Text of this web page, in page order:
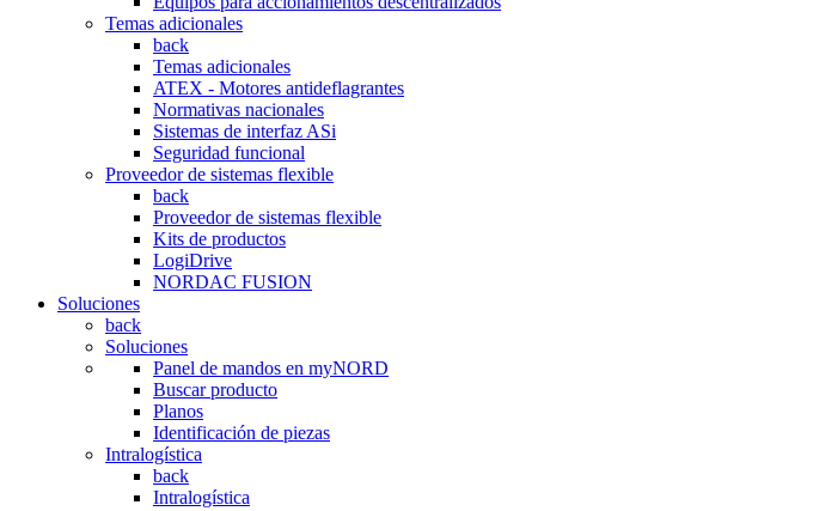
Temas adicionales
back
Temas adicionales
ATEX - Motores antideflagrantes
Normativas nacionales
Sistemas de interfaz ASi
Seguridad funcional
Proveedor de sistemas flexible
back
Proveedor de sistemas flexible
Kits de productos
LogiDrive
NORDAC FUSION
Soluciones
back
Soluciones
Panel de mandos en myNORD
Buscar producto
Planos
Identificación de piezas
Intralogística
back
Intralogística